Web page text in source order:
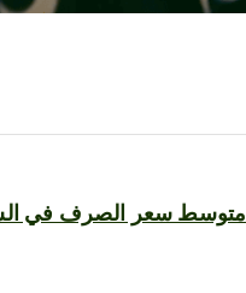
متوسط ​​سعر الصرف في